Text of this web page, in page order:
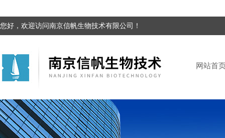
您好，欢迎访问南京信帆生物技术有限公司！
网站首